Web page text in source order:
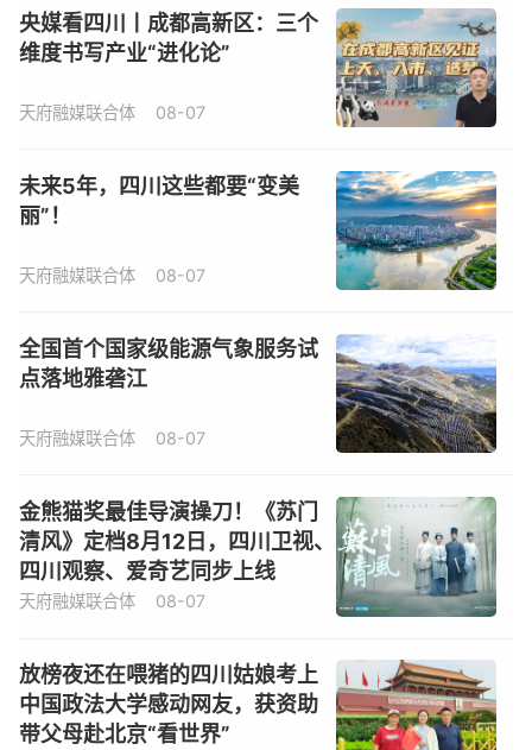
央媒看四川丨成都高新区：三个
维度书写产业“进化论”
天府融媒联合体 08-07
未来5年，四川这些都要“变美
丽”！
天府融媒联合体 08-07
全国首个国家级能源气象服务试
点落地雅砻江
天府融媒联合体 08-07
金熊猫奖最佳导演操刀！《苏门
清风》定档8月12日，四川卫视、
四川观察、爱奇艺同步上线
天府融媒联合体 08-07
放榜夜还在喂猪的四川姑娘考上
中国政法大学感动网友，获资助
带父母赴北京“看世界”